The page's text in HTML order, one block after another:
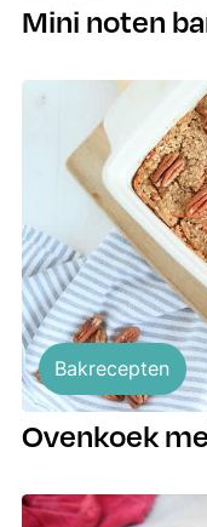
Mini noten
Bakrecepten
Ovenkoek